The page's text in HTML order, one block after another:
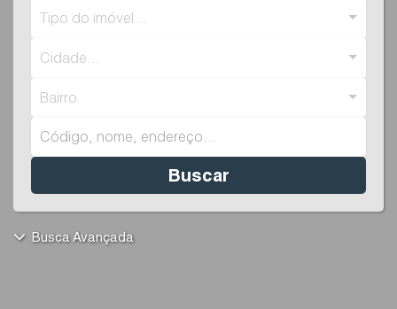
Tipo do imóvel...
Cidade...
Bairro
Buscar
Busca Avançada